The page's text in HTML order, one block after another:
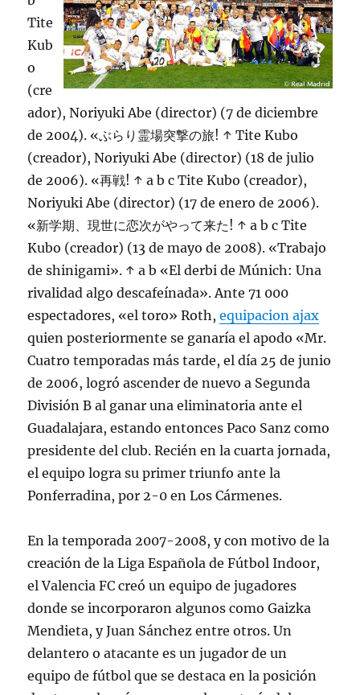
Tite
Kub
o
(cre
ador), Noriyuki Abe (director) (7 de diciembre
de 2004). «ぶらり霊場突撃の旅! ↑ Tite Kubo
(creador), Noriyuki Abe (director) (18 de julio
de 2006). «再戦! ↑ a b c Tite Kubo (creador),
Noriyuki Abe (director) (17 de enero de 2006).
«新学期、現世に恋次がやって来た! ↑ a b c Tite
Kubo (creador) (13 de mayo de 2008). «Trabajo
de shinigami». ↑ a b «El derbi de Múnich: Una
rivalidad algo descafeínada». Ante 71 000
espectadores, «el toro» Roth,equipacion ajax
quien posteriormente se ganaría el apodo «Mr.
Cuatro temporadas más tarde, el día 25 de junio
de 2006, logró ascender de nuevo a Segunda
División B al ganar una eliminatoria ante el
Guadalajara, estando entonces Paco Sanz como
presidente del club. Recién en la cuarta jornada,
el equipo logra su primer triunfo ante la
Ponferradina, por 2-0 en Los Cármenes.
En la temporada 2007-2008, y con motivo de la
creación de la Liga Española de Fútbol Indoor,
el Valencia FC creó un equipo de jugadores
donde se incorporaron algunos como Gaizka
Mendieta, y Juan Sánchez entre otros. Un
delantero o atacante es un jugador de un
equipo de fútbol que se destaca en la posición